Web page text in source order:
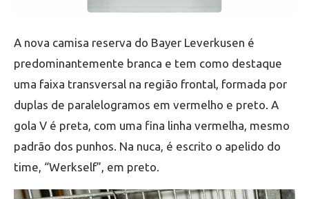
A nova camisa reserva do Bayer Leverkusen é
predominantemente branca e tem como destaque
uma faixa transversal na região frontal, formada por
duplas de paralelogramos em vermelho e preto. A
gola V é preta, com uma fina linha vermelha, mesmo
padrão dos punhos. Na nuca, é escrito o apelido do
time, “Werkself”, em preto.